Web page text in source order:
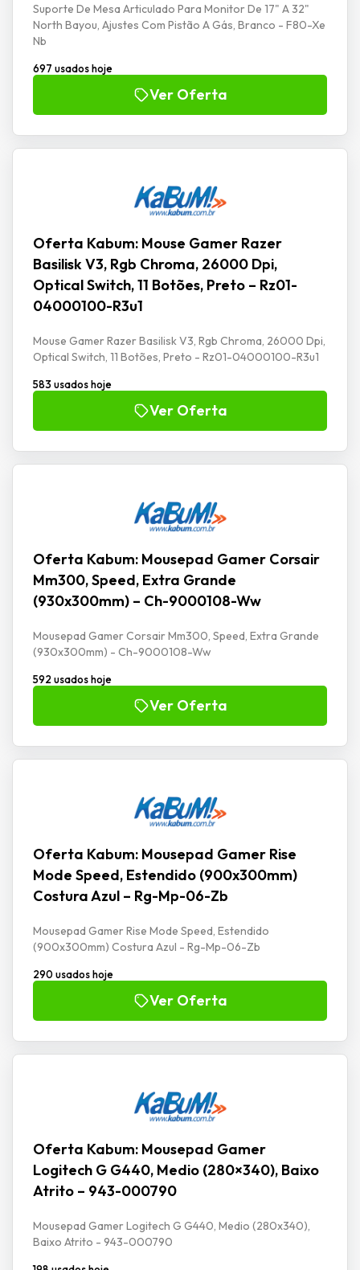
Suporte De Mesa Articulado Para Monitor De 17" A 32"
North Bayou, Ajustes Com Pistão A Gás, Branco - F80-Xe
Nb
697 usados hoje
Ver Oferta
Oferta Kabum: Mouse Gamer Razer
Basilisk V3, Rgb Chroma, 26000 Dpi,
Optical Switch, 11 Botões, Preto – Rz01-
04000100-R3u1
Mouse Gamer Razer Basilisk V3, Rgb Chroma, 26000 Dpi,
Optical Switch, 11 Botões, Preto - Rz01-04000100-R3u1
583 usados hoje
Ver Oferta
Oferta Kabum: Mousepad Gamer Corsair
Mm300, Speed, Extra Grande
(930x300mm) – Ch-9000108-Ww
Mousepad Gamer Corsair Mm300, Speed, Extra Grande
(930x300mm) - Ch-9000108-Ww
592 usados hoje
Ver Oferta
Oferta Kabum: Mousepad Gamer Rise
Mode Speed, Estendido (900x300mm)
Costura Azul – Rg-Mp-06-Zb
Mousepad Gamer Rise Mode Speed, Estendido
(900x300mm) Costura Azul - Rg-Mp-06-Zb
290 usados hoje
Ver Oferta
Oferta Kabum: Mousepad Gamer
Logitech G G440, Medio (280×340), Baixo
Atrito – 943-000790
Mousepad Gamer Logitech G G440, Medio (280x340),
Baixo Atrito - 943-000790